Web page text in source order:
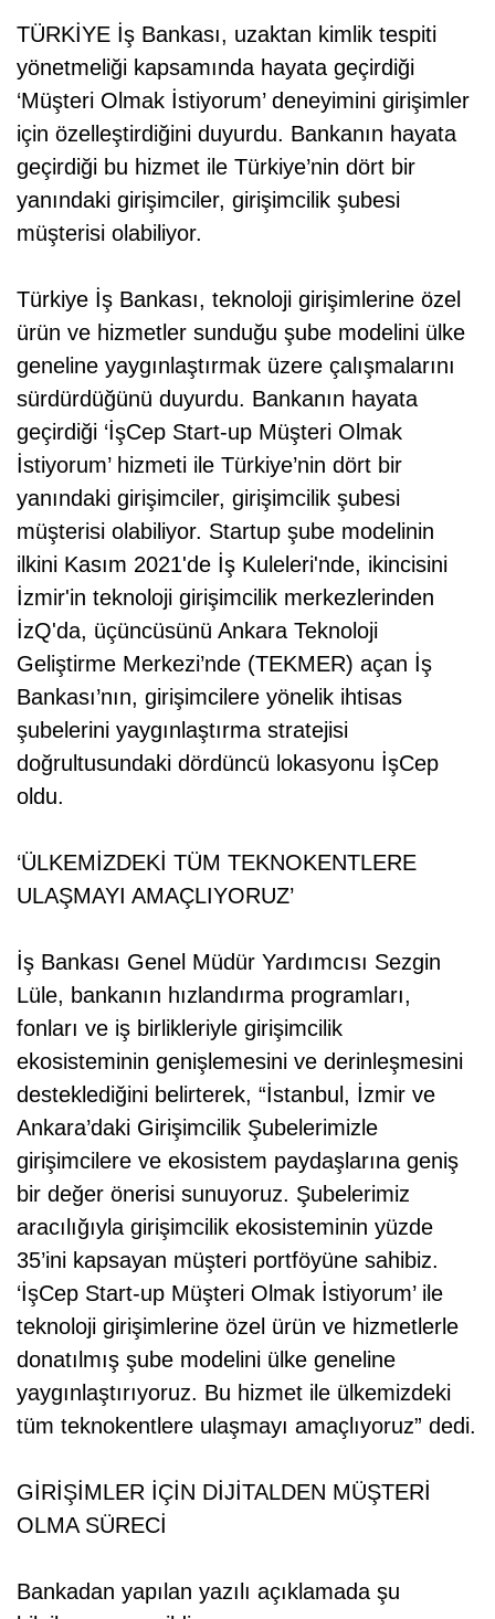
TÜRKİYE İş Bankası, uzaktan kimlik tespiti
yönetmeliği kapsamında hayata geçirdiği
‘Müşteri Olmak İstiyorum’ deneyimini girişimler
için özelleştirdiğini duyurdu. Bankanın hayata
geçirdiği bu hizmet ile Türkiye’nin dört bir
yanındaki girişimciler, girişimcilik şubesi
müşterisi olabiliyor.
Türkiye İş Bankası, teknoloji girişimlerine özel
ürün ve hizmetler sunduğu şube modelini ülke
geneline yaygınlaştırmak üzere çalışmalarını
sürdürdüğünü duyurdu. Bankanın hayata
geçirdiği ‘İşCep Start-up Müşteri Olmak
İstiyorum’ hizmeti ile Türkiye’nin dört bir
yanındaki girişimciler, girişimcilik şubesi
müşterisi olabiliyor. Startup şube modelinin
ilkini Kasım 2021'de İş Kuleleri'nde, ikincisini
İzmir'in teknoloji girişimcilik merkezlerinden
İzQ'da, üçüncüsünü Ankara Teknoloji
Geliştirme Merkezi’nde (TEKMER) açan İş
Bankası’nın, girişimcilere yönelik ihtisas
şubelerini yaygınlaştırma stratejisi
doğrultusundaki dördüncü lokasyonu İşCep
oldu.
‘ÜLKEMİZDEKİ TÜM TEKNOKENTLERE
ULAŞMAYI AMAÇLIYORUZ’
İş Bankası Genel Müdür Yardımcısı Sezgin
Lüle, bankanın hızlandırma programları,
fonları ve iş birlikleriyle girişimcilik
ekosisteminin genişlemesini ve derinleşmesini
desteklediğini belirterek, “İstanbul, İzmir ve
Ankara’daki Girişimcilik Şubelerimizle
girişimcilere ve ekosistem paydaşlarına geniş
bir değer önerisi sunuyoruz. Şubelerimiz
aracılığıyla girişimcilik ekosisteminin yüzde
35’ini kapsayan müşteri portföyüne sahibiz.
‘İşCep Start-up Müşteri Olmak İstiyorum’ ile
teknoloji girişimlerine özel ürün ve hizmetlerle
donatılmış şube modelini ülke geneline
yaygınlaştırıyoruz. Bu hizmet ile ülkemizdeki
tüm teknokentlere ulaşmayı amaçlıyoruz” dedi.
GİRİŞİMLER İÇİN DİJİTALDEN MÜŞTERİ
OLMA SÜRECİ
Bankadan yapılan yazılı açıklamada şu